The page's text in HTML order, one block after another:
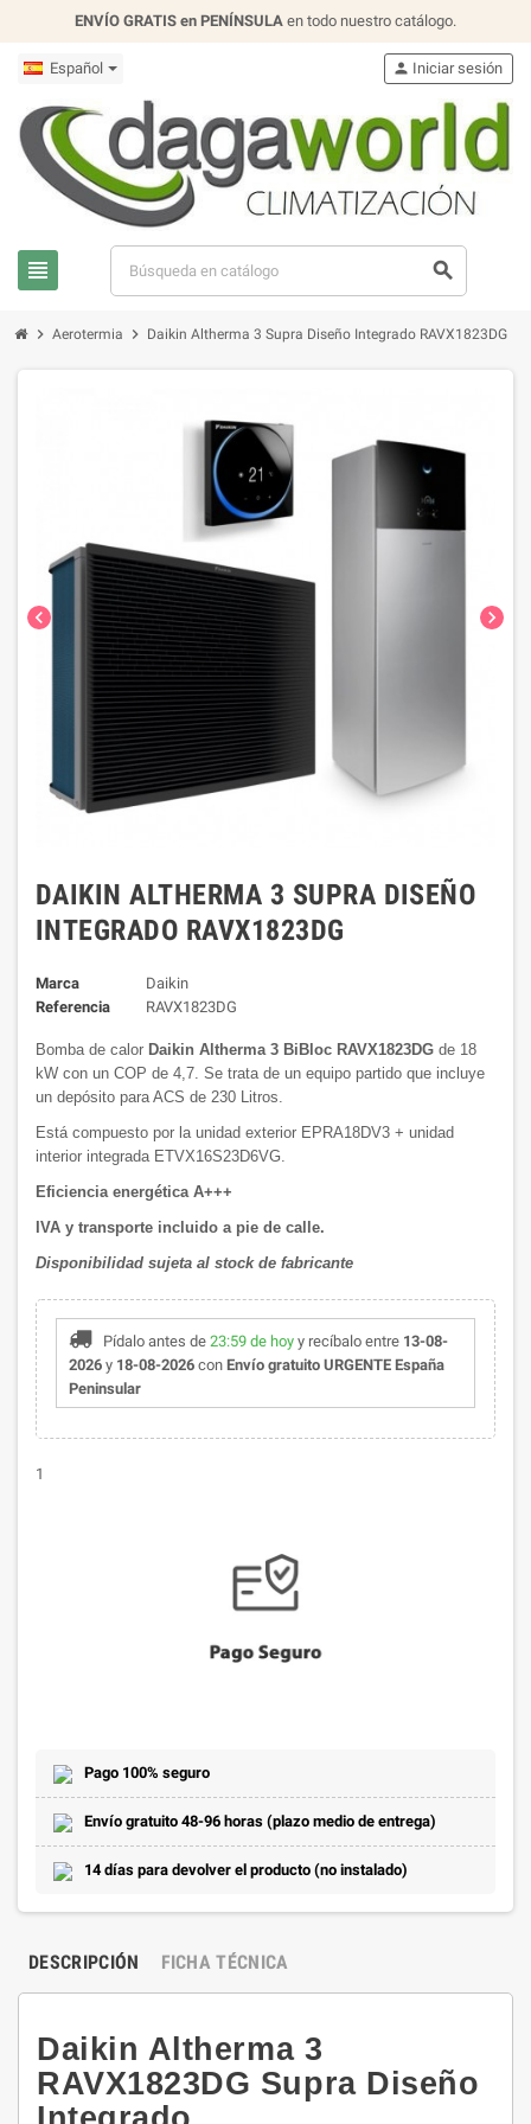
ENVÍO GRATIS en PENÍNSULA en todo nuestro catálogo.
Español
view_headline search
person Iniciar sesión
chevron_right Aerotermia chevron_right Daikin Altherma 3 Supra Diseño Integrado RAVX1823DG
chevron_left chevron_right
DAIKIN ALTHERMA 3 SUPRA DISEÑO
INTEGRADO RAVX1823DG
Marca
Daikin
Referencia
RAVX1823DG
Bomba de calor Daikin Altherma 3 BiBloc RAVX1823DG de 18
kW con un COP de 4,7. Se trata de un equipo partido que incluye
un depósito para ACS de 230 Litros.
Está compuesto por la unidad exterior EPRA18DV3 + unidad
interior integrada ETVX16S23D6VG.
Eficiencia energética A+++
IVA y transporte incluido a pie de calle.
Disponibilidad sujeta al stock de fabricante
Pídalo antes de 23:59 de hoy y recíbalo entre 13-08-
2026y 18-08-2026 con Envío gratuito URGENTE España
Peninsular
1
Pago 100% seguro
Envío gratuito 48-96 horas (plazo medio de entrega)
14 días para devolver el producto (no instalado)
DESCRIPCIÓN FICHA TÉCNICA
Daikin Altherma 3
RAVX1823DG Supra Diseño